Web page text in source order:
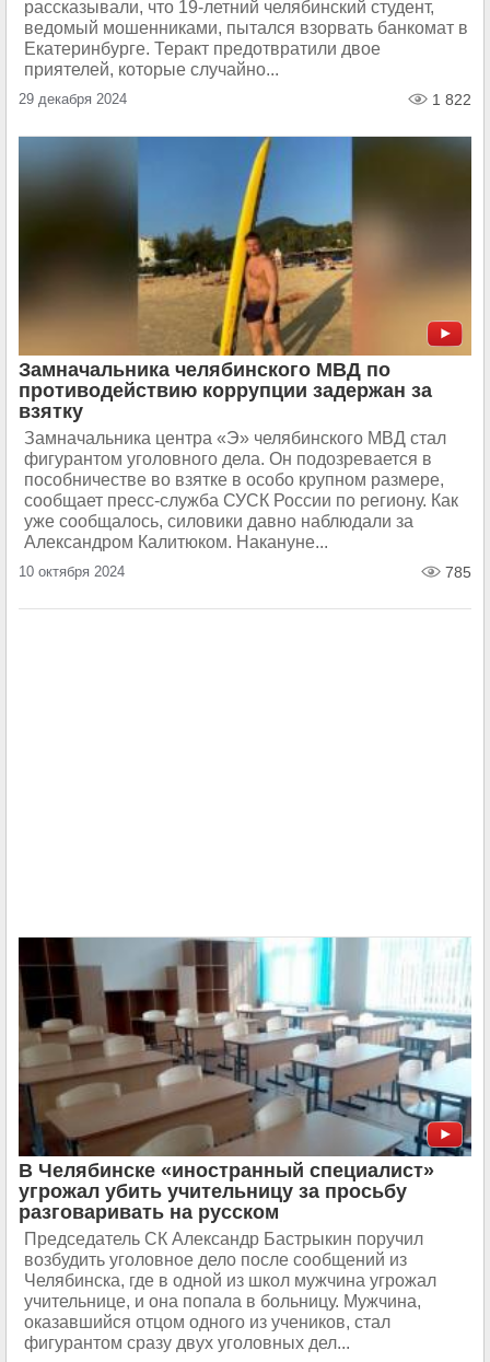
рассказывали, что 19-летний челябинский студент,
ведомый мошенниками, пытался взорвать банкомат в
Екатеринбурге. Теракт предотвратили двое
приятелей, которые случайно...
29 декабря 2024 1 822
Замначальника челябинского МВД по
противодействию коррупции задержан за
взятку
Замначальника центра «Э» челябинского МВД стал
фигурантом уголовного дела. Он подозревается в
пособничестве во взятке в особо крупном размере,
сообщает пресс-служба СУСК России по региону. Как
уже сообщалось, силовики давно наблюдали за
Александром Калитюком. Накануне...
10 октября 2024 785
В Челябинске «иностранный специалист»
угрожал убить учительницу за просьбу
разговаривать на русском
Председатель СК Александр Бастрыкин поручил
возбудить уголовное дело после сообщений из
Челябинска, где в одной из школ мужчина угрожал
учительнице, и она попала в больницу. Мужчина,
оказавшийся отцом одного из учеников, стал
фигурантом сразу двух уголовных дел...